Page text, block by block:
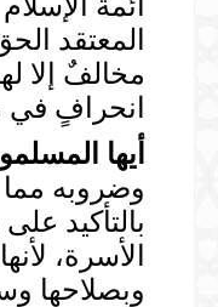
المعتقد
مخالفٌ إلا
انحرافٍ في
أيها
وضروبه مما
بالتأكيد
الأسرة،
وبصلاحها